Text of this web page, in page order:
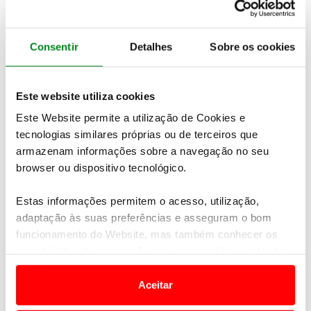
Consentir Detalhes Sobre os cookies
Este website utiliza cookies
Este Website permite a utilização de Cookies e
tecnologias similares próprias ou de terceiros que
armazenam informações sobre a navegação no seu
browser ou dispositivo tecnológico.
Estas informações permitem o acesso, utilização,
adaptação às suas preferências e asseguram o bom
funcionamento do Website, mas também conhecer os
e anúncios de modo a promover produtos e/ou serviços.
Em alguns casos, a utilização destas tecnologias
Aceitar
Não encontrou o seu destino nas nossas ofertas online?
nos
Veja também